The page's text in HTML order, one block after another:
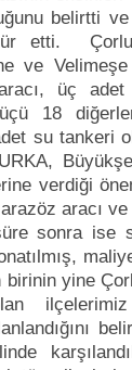
belirtti ve
etti.
ve
üç
18
su tankeri
verdiği
aracı
sonra ise
yine